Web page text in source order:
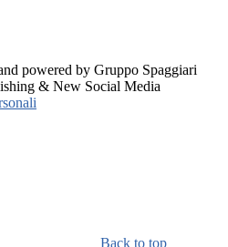
powered by Gruppo Spaggiari
& New Social Media
Back to top